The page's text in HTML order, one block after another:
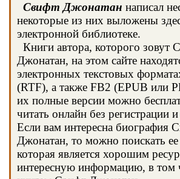
Свифт Джонатан написал
некоторые из них выложены
электронной библиотеке.
Книги автора, которого зовут
Джонатан, на этом сайте
электронных текстовых
(RTF), а также FB2 (EPUB или
их полные версии можно
читать онлайн без регистрации
Если вам интересна биография
Джонатан, то можно поискать
которая является хорошим
интересную информацию, в том